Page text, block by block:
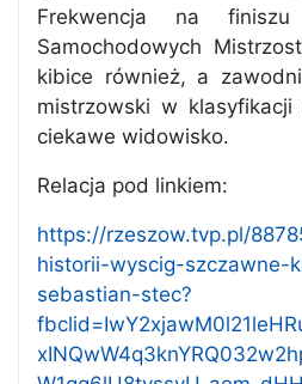
Frekwencja na finiszu
Samochodowych
kibice również, a
mistrzowski w klasyfikacji
ciekawe widowisko.
Relacja pod linkiem:
https://rzeszow.tvp.pl/
historii-wyscig-szczawne-
sebastian-stec?